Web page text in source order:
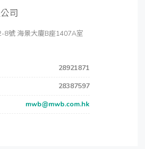
司
8號 海景大廈B座1407A室
28921871
28387597
mwb@mwb.com.hk